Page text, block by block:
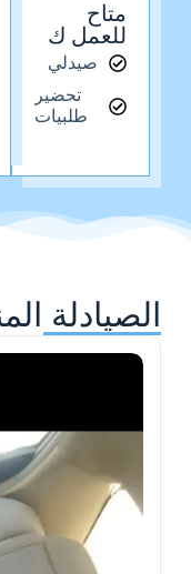
متاح
للعمل ك
صيدلي
تحضير
طلبيات
الصيادلة